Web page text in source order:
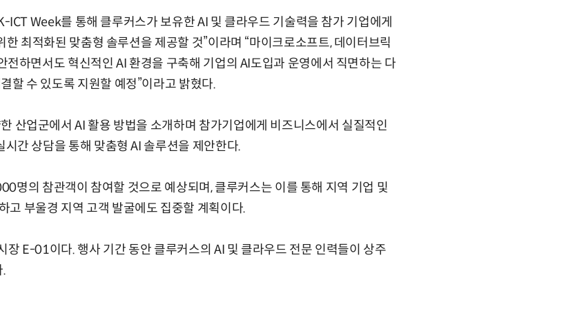
ICT Week를 통해 클루커스가 보유한 AI 및 클라우드 기술력을 참가 기업에게
한 최적화된 맞춤형 솔루션을 제공할 것”이라며 “마이크로소프트, 데이터브릭
전하면서도 혁신적인 AI 환경을 구축해 기업의 AI도입과 운영에서 직면하는 다
할 수 있도록 지원할 예정”이라고 밝혔다.
산업군에서 AI 활용 방법을 소개하며 참가기업에게 비즈니스에서 실질적인
간 상담을 통해 맞춤형 AI 솔루션을 제안한다.
명의 참관객이 참여할 것으로 예상되며, 클루커스는 이를 통해 지역 기업 및
고 부울경 지역 고객 발굴에도 집중할 계획이다.
장 E-01이다. 행사 기간 동안 클루커스의 AI 및 클라우드 전문 인력들이 상주